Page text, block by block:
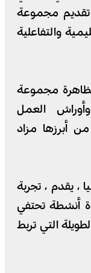
تقديم مجموعة
والتفاعلية
مجموعة
العمل
أبرزها مزاد
، يقدم ، تجربة
أنشطة تحتفي
التي تربط